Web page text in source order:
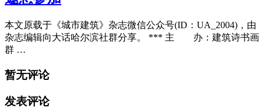
本文原载于《城市建筑》杂志微信公众号(ID：UA_2004)，由
杂志编辑向大话哈尔滨社群分享。 *** 主 办：建筑诗书画
群 …
暂无评论
发表评论